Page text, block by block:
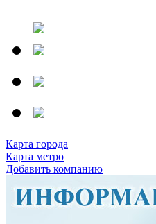
Карта города
Карта метро
Добавить компанию